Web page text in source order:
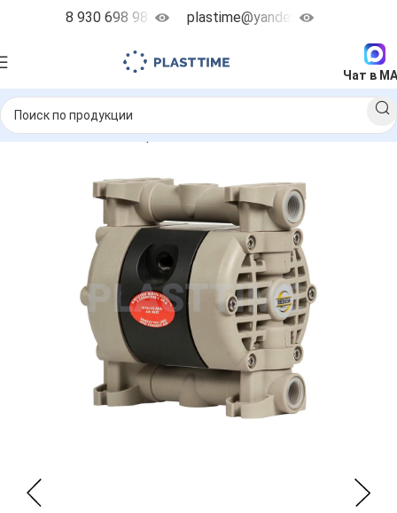
8 930 698 98 38 plastime@yandex.ru
Чат в
мембранные насосы Debem Microboxer